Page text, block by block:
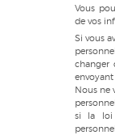
Vous
de vos
Si vous
changer
Nous ne
si la loi